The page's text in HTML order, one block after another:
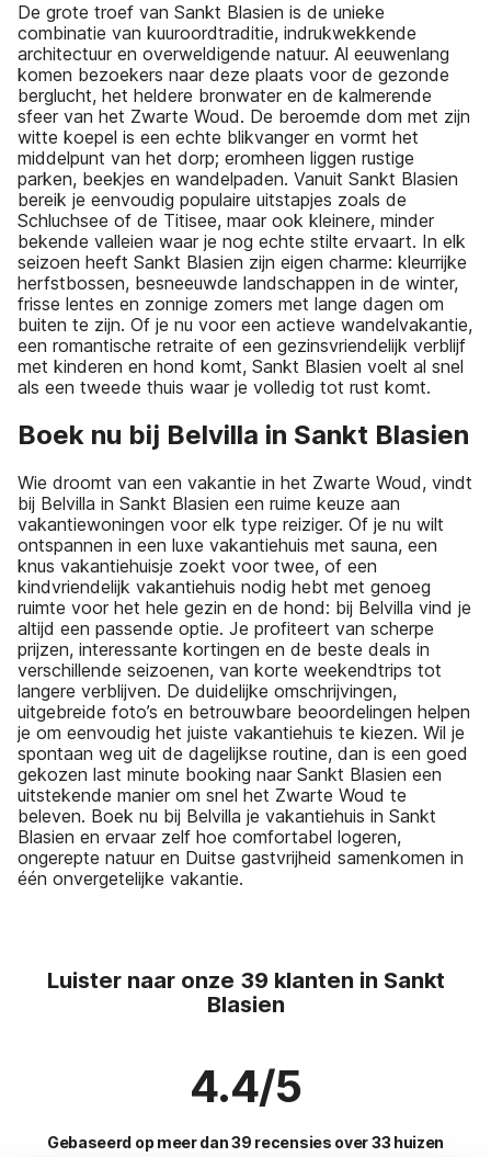
De grote troef van Sankt Blasien is de unieke
combinatie van kuuroordtraditie, indrukwekkende
architectuur en overweldigende natuur. Al eeuwenlang
komen bezoekers naar deze plaats voor de gezonde
berglucht, het heldere bronwater en de kalmerende
sfeer van het Zwarte Woud. De beroemde dom met zijn
witte koepel is een echte blikvanger en vormt het
middelpunt van het dorp; eromheen liggen rustige
parken, beekjes en wandelpaden. Vanuit Sankt Blasien
bereik je eenvoudig populaire uitstapjes zoals de
Schluchsee of de Titisee, maar ook kleinere, minder
bekende valleien waar je nog echte stilte ervaart. In elk
seizoen heeft Sankt Blasien zijn eigen charme: kleurrijke
herfstbossen, besneeuwde landschappen in de winter,
frisse lentes en zonnige zomers met lange dagen om
buiten te zijn. Of je nu voor een actieve wandelvakantie,
een romantische retraite of een gezinsvriendelijk verblijf
met kinderen en hond komt, Sankt Blasien voelt al snel
als een tweede thuis waar je volledig tot rust komt.
Boek nu bij Belvilla in Sankt Blasien
Wie droomt van een vakantie in het Zwarte Woud, vindt
bij Belvilla in Sankt Blasien een ruime keuze aan
vakantiewoningen voor elk type reiziger. Of je nu wilt
ontspannen in een luxe vakantiehuis met sauna, een
knus vakantiehuisje zoekt voor twee, of een
kindvriendelijk vakantiehuis nodig hebt met genoeg
ruimte voor het hele gezin en de hond: bij Belvilla vind je
altijd een passende optie. Je profiteert van scherpe
prijzen, interessante kortingen en de beste deals in
verschillende seizoenen, van korte weekendtrips tot
langere verblijven. De duidelijke omschrijvingen,
uitgebreide foto’s en betrouwbare beoordelingen helpen
je om eenvoudig het juiste vakantiehuis te kiezen. Wil je
spontaan weg uit de dagelijkse routine, dan is een goed
gekozen last minute booking naar Sankt Blasien een
uitstekende manier om snel het Zwarte Woud te
beleven. Boek nu bij Belvilla je vakantiehuis in Sankt
Blasien en ervaar zelf hoe comfortabel logeren,
ongerepte natuur en Duitse gastvrijheid samenkomen in
één onvergetelijke vakantie.
Luister naar onze 39 klanten in Sankt
Blasien
4.4/5
Gebaseerd op meer dan 39 recensies over 33 huizen